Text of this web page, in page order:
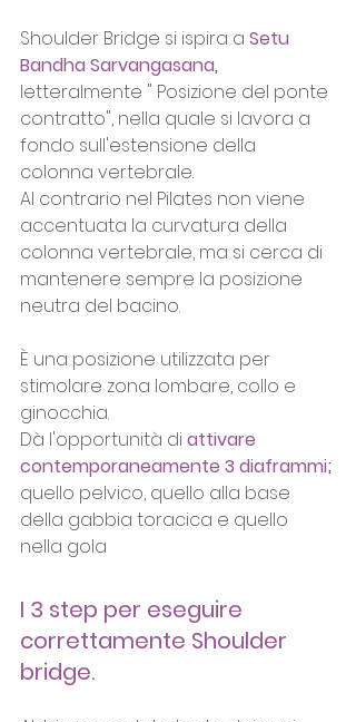
Shoulder Bridge si ispira a Setu
Bandha Sarvangasana,
letteralmente " Posizione del ponte
contratto", nella quale si lavora a
fondo sull'estensione della
colonna vertebrale.
Al contrario nel Pilates non viene
accentuata la curvatura della
colonna vertebrale, ma si cerca di
mantenere sempre la posizione
neutra del bacino.
È una posizione utilizzata per
stimolare zona lombare, collo e
ginocchia.
Dà l'opportunità di attivare
contemporaneamente 3 diaframmi;
quello pelvico, quello alla base
della gabbia toracica e quello
nella gola
I 3 step per eseguire
correttamente Shoulder
bridge.